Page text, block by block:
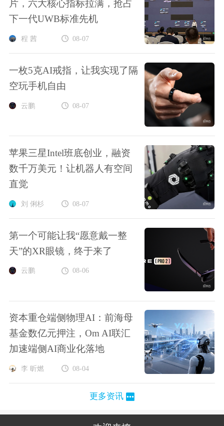
片，六大核心指标拉满，抢占
下一代UWB标准先机
程 茜 08-07
一枚5克AI戒指，让我实现了隔
空玩手机自由
云鹏 08-07
苹果三星Intel班底创业，融资
数千万美元！让机器人有空间
直觉
刘 俐杉 08-07
第一个可能让我“愿意戴一整
天”的XR眼镜，终于来了
云鹏 08-06
资本重仓端侧物理AI：前海母
基金数亿元押注，Om AI联汇
加速端侧AI商业化落地
李 昕燃 08-04
更多资讯